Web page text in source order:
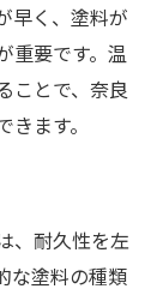
早く、塗料が
重要です。温
ことで、奈良
ます。
、耐久性を左
な塗料の種類